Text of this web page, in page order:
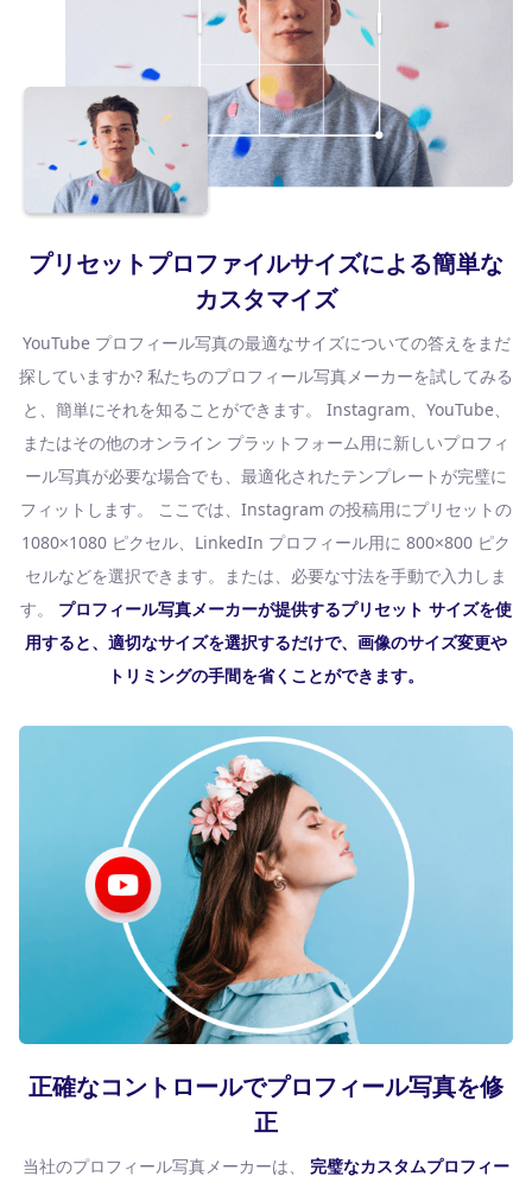
プリセットプロファイルサイズによる簡単な
カスタマイズ
YouTube プロフィール写真の最適なサイズについての答えをまだ
探していますか? 私たちのプロフィール写真メーカーを試してみる
と、簡単にそれを知ることができます。 Instagram、YouTube、
またはその他のオンライン プラットフォーム用に新しいプロフィ
ール写真が必要な場合でも、最適化されたテンプレートが完璧に
フィットします。 ここでは、Instagram の投稿用にプリセットの
1080×1080 ピクセル、LinkedIn プロフィール用に 800×800 ピク
セルなどを選択できます。または、必要な寸法を手動で入力しま
す。 プロフィール写真メーカーが提供するプリセット サイズを使
用すると、適切なサイズを選択するだけで、画像のサイズ変更や
トリミングの手間を省くことができます。
正確なコントロールでプロフィール写真を修
正
当社のプロフィール写真メーカーは、 完璧なカスタムプロフィー